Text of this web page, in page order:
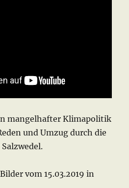
mangelhafter Klimapolitik
und Umzug durch die
Bilder vom 15.03.2019 in